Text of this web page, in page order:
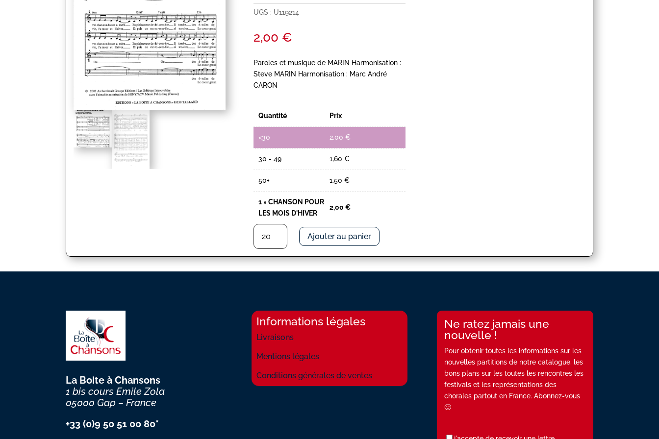
UGS : U119214
2,00 €
Paroles et musique de MARIN Harmonisation :
Steve MARIN Harmonisation : Marc André
CARON
Quantité Prix
<30 2,00 €
30 - 49 1,60 €
50+ 1,50 €
1 ×CHANSON POUR
LES MOIS D'HIVER
2,00 €
quantité
CHANSON
POUR
LES
Ajouter au panier
La Boite à Chansons
1 bis cours Emile Zola
05000 Gap – France
+33 (0)9 50 51 00 80*
Informations légales
Livraisons
Mentions légales
Conditions générales de ventes
Ne ratez jamais une
nouvelle !
Pour obtenir toutes les informations sur les
nouvelles partitions de notre catalogue, les
bons plans sur les toutes les rencontres les
festivals et les représentations des
chorales partout en France. Abonnez-vous
🙂